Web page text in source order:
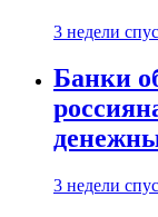
3 недели
Банки
3 недели